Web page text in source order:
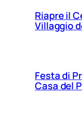
Riapre il
Villaggio
Festa di
Casa del